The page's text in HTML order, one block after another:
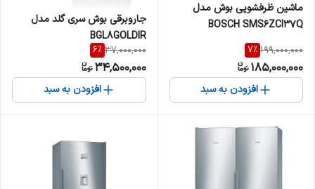
ماشین ظرفشویی بوش مدل
BOSCH SMS6ZCI37Q
199,000,000
7%
185,000,000
افزودن به سبد
جاروبرقی بوش سری گلد مدل
BGL8GOLDIR
37,000,000
6%
34,500,000
افزودن به سبد